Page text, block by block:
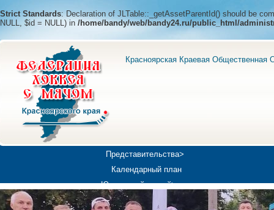
Strict Standards: Declaration of JLTable::_getAssetParentId() should be
NULL, $id = NULL) in /home/bandy/web/bandy24.ru/public_html/
Красноярская Краевая Общественная
Представительства>
Календарный план
Юношеский хоккей>
Универсиада-2019
Медиа>